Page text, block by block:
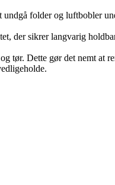
folder og luftbobler
der sikrer langvarig
tør. Dette gør det nemt at